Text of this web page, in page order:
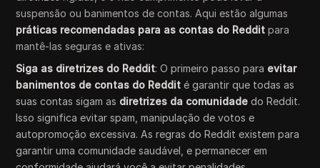
suspensão ou banimentos de contas. Aqui estão algumas
práticas recomendadas para as contas do Reddit para
mantê-las seguras e ativas:
Siga as diretrizes do Reddit: O primeiro passo para evitar
banimentos de contas do Reddit é garantir que todas as
suas contas sigam as diretrizes da comunidade do Reddit.
Isso significa evitar spam, manipulação de votos e
autopromoção excessiva. As regras do Reddit existem para
garantir uma comunidade saudável, e permanecer em